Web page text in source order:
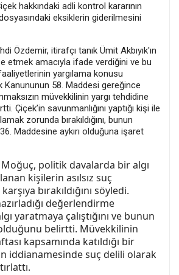
hakkındaki adli kontrol kararının
eksiklerin giderilmesini
Özdemir, itirafçı tanık Ümit Akbıyık'ın
etmek amacıyla ifade verdiğini ve bu
yargılama konusu
Kanununun 58. Maddesi gereğince
müvekkilinin yargı tehdidine
Çiçek’in savunmanlığını yaptığı kişi ile
zorunda bırakıldığını, bunun
Maddesine aykırı olduğuna işaret
politik davalarda bir algı
kişilerin asılsız suç
bırakıldığını söyledi.
değerlendirme
yaratmaya çalıştığını ve bunun
belirtti. Müvekkilinin
kapsamında katıldığı bir
iddianamesinde suç delili olarak